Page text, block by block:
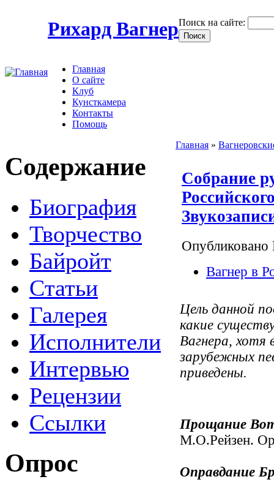
Рихард ВагнерПоиск на сайте:
Главная
О сайте
Клуб
Кунсткамера
Контакты
Помощь
Содержание
Биография
Творчество
Байройт
Статьи
Галерея
Исполнители
Интервью
Рецензии
Ссылки
Опрос
Главная »
Собрание
Опубликовано
Вагнер в
Цель данной
какие
Вагнера, хотя
зарубежных
приведены.
Прощание
М.О.Рейзен.
Оправдание